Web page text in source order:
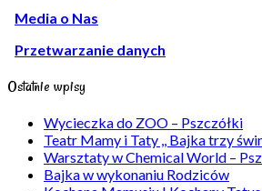
Media o Nas
Przetwarzanie danych
Ostatnie wpisy
Wycieczka do ZOO – Pszczółki
Teatr Mamy i Taty ,, Bajka trzy
Warsztaty w Chemical World –
Bajka w wykonaniu Rodziców